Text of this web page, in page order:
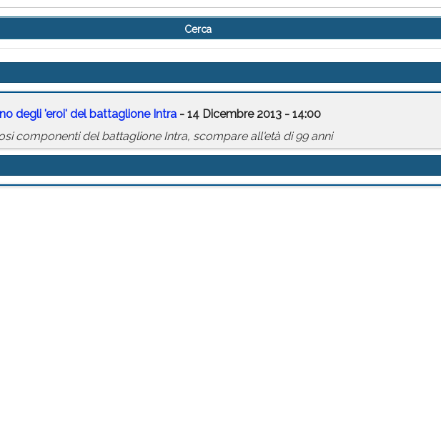
degli 'eroi' del battaglione Intra - 14 Dicembre 2013 - 14:00
componenti del battaglione Intra, scompare all'età di 99 anni